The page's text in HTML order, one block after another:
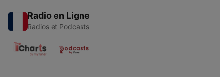
Radio en Ligne
Radios et Podcasts